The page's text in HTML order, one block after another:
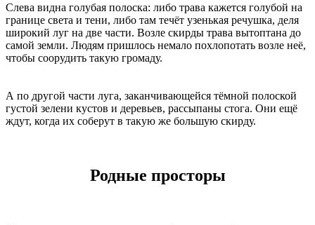
Слева видна голубая полоска: либо трава кажется голубой на
границе света и тени, либо там течёт узенькая речушка, деля
широкий луг на две части. Возле скирды трава вытоптана до
самой земли. Людям пришлось немало похлопотать возле неё,
чтобы соорудить такую громаду.
А по другой части луга, заканчивающейся тёмной полоской
густой зелени кустов и деревьев, рассыпаны стога. Они ещё
ждут, когда их соберут в такую же большую скирду.
Родные просторы